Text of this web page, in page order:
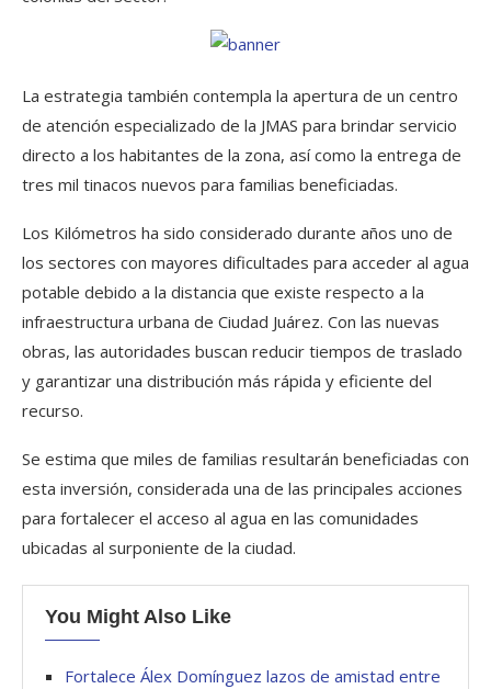
La estrategia también contempla la apertura de un centro
de atención especializado de la JMAS para brindar servicio
directo a los habitantes de la zona, así como la entrega de
tres mil tinacos nuevos para familias beneficiadas.
Los Kilómetros ha sido considerado durante años uno de
los sectores con mayores dificultades para acceder al agua
potable debido a la distancia que existe respecto a la
infraestructura urbana de Ciudad Juárez. Con las nuevas
obras, las autoridades buscan reducir tiempos de traslado
y garantizar una distribución más rápida y eficiente del
recurso.
Se estima que miles de familias resultarán beneficiadas con
esta inversión, considerada una de las principales acciones
para fortalecer el acceso al agua en las comunidades
ubicadas al surponiente de la ciudad.
You Might Also Like
Fortalece Álex Domínguez lazos de amistad entre